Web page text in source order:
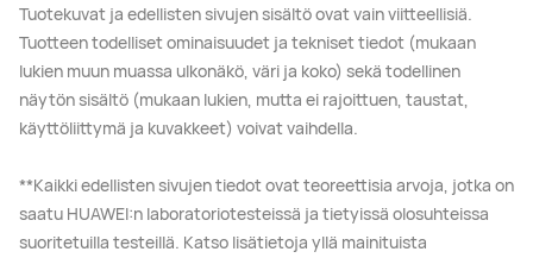
Tuotekuvat ja edellisten sivujen sisältö ovat vain viitteellisiä.
Tuotteen todelliset ominaisuudet ja tekniset tiedot (mukaan
lukien muun muassa ulkonäkö, väri ja koko) sekä todellinen
näytön sisältö (mukaan lukien, mutta ei rajoittuen, taustat,
käyttöliittymä ja kuvakkeet) voivat vaihdella.
**Kaikki edellisten sivujen tiedot ovat teoreettisia arvoja, jotka on
saatu HUAWEI:n laboratoriotesteissä ja tietyissä olosuhteissa
suoritetuilla testeillä. Katso lisätietoja yllä mainituista